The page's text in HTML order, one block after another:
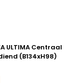
ULTIMA Centraal
(B134xH98)